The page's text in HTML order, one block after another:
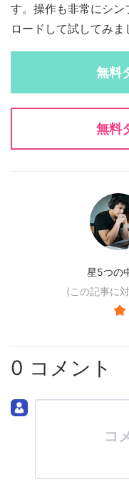
す。操作も非常にシ
ロードして試してみま
無料
無料
星5つの
(この記事に
0 コメント
コ